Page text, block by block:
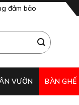
đảm bảo
VƯỜN BÀN